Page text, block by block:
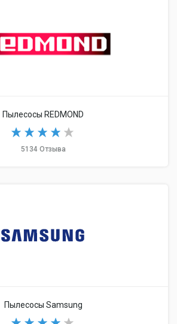
Пылесосы REDMOND
5134 Отзыва
Пылесосы Samsung